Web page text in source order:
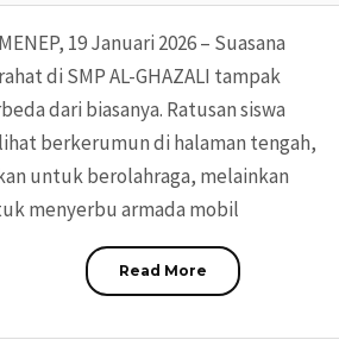
19 Januari 2026 – Suasana
di SMP AL-GHAZALI tampak
dari biasanya. Ratusan siswa
berkerumun di halaman tengah,
untuk berolahraga, melainkan
menyerbu armada mobil
Read More